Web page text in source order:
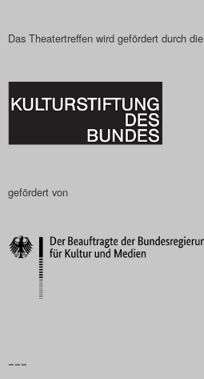
Das Theatertreffen wird gefördert durch die
gefördert von
–––